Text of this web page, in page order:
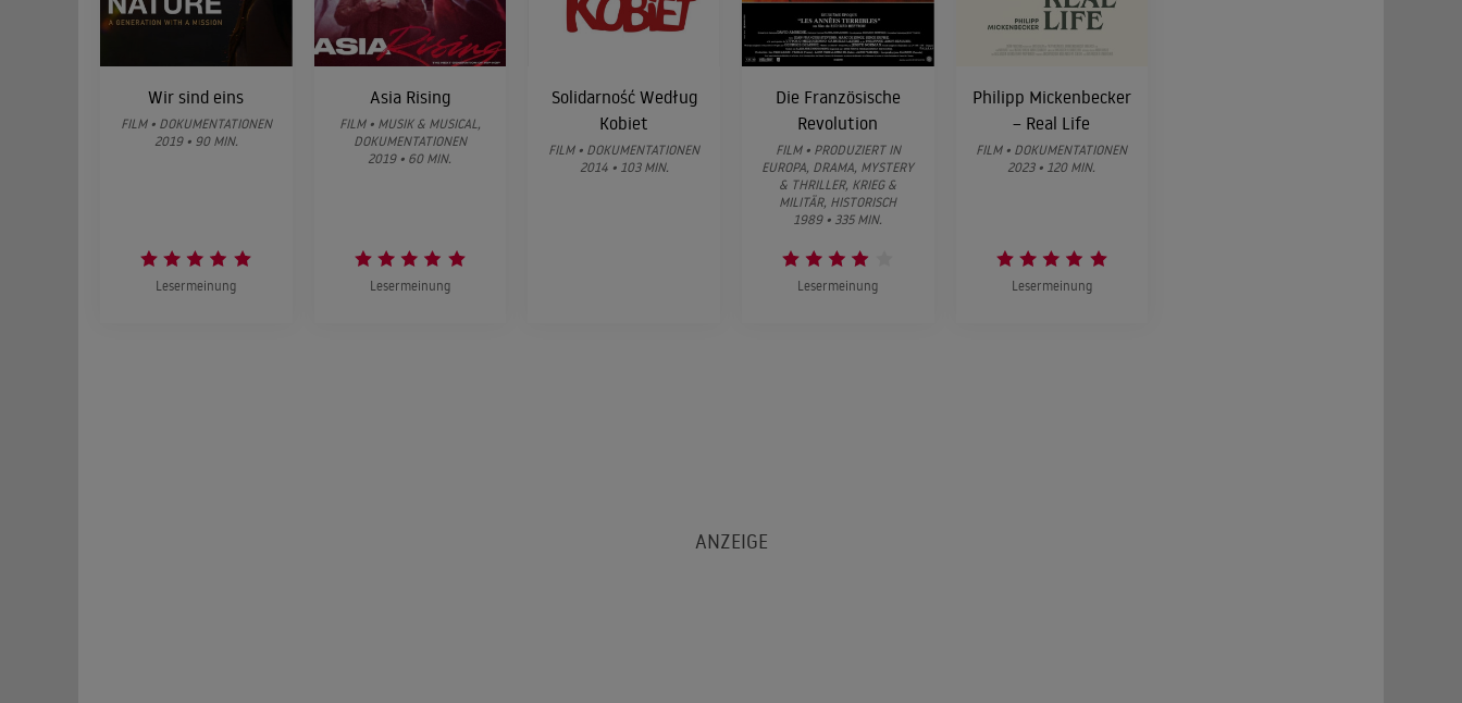
Wir sind eins
FILM • DOKUMENTATIONEN
2019 • 90 MIN.
Lesermeinung
Asia Rising
FILM • MUSIK & MUSICAL,
DOKUMENTATIONEN
2019 • 60 MIN.
Lesermeinung
Solidarność Według
Kobiet
FILM • DOKUMENTATIONEN
2014 • 103 MIN.
Die Französische
Revolution
FILM • PRODUZIERT IN
EUROPA, DRAMA, MYSTERY
& THRILLER, KRIEG &
MILITÄR, HISTORISCH
1989 • 335 MIN.
Lesermeinung
Philipp Mickenbecker
– Real Life
FILM • DOKUMENTATIONEN
2023 • 120 MIN.
Lesermeinung